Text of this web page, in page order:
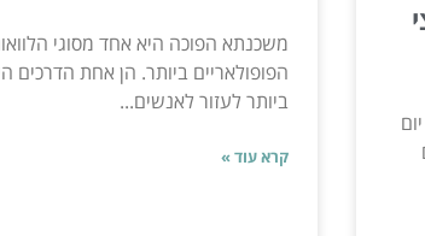
ולא מצגת, הנה תוכנית 30 יום
משכנתא הפוכה היא אחד מסוגי
הפופולאריים ביותר. הן אחת הדרכים
ביותר לעזור לאנשים...
קרא עוד »